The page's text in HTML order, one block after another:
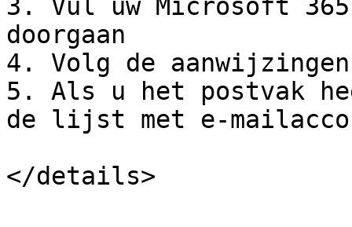
3. Vul uw Microsoft
doorgaan
4. Volg de
5. Als u het postvak
de lijst met e-